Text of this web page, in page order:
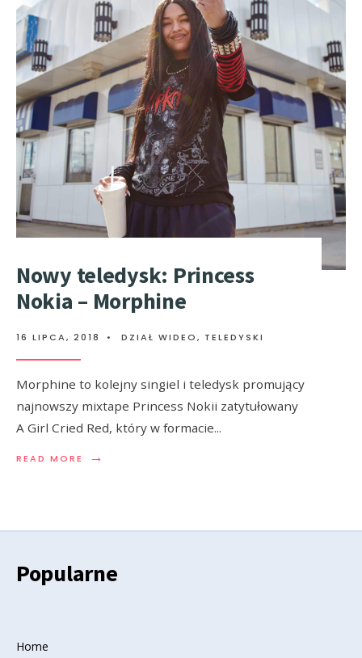
Nowy teledysk: Princess
Nokia – Morphine
16 LIPCA, 2018 • DZIAŁ WIDEO, TELEDYSKI
Morphine to kolejny singiel i teledysk promujący
najnowszy mixtape Princess Nokii zatytułowany
A Girl Cried Red, który w formacie...
READ MORE →
Popularne
Home